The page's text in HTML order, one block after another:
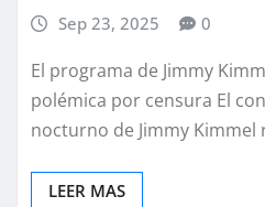
Sep 23, 2025 0
El programa de Jimmy
polémica por censura El
nocturno de Jimmy Kimmel
LEER MAS